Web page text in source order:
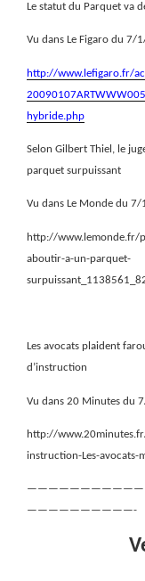
Le statut du Parquet va
Vu dans Le Figaro du 7/
http://www.lefigaro.fr/
hybride.php
Selon Gilbert Thiel, le
parquet surpuissant
Vu dans Le Monde du
http://
aboutir-a-un-parquet-
Les avocats plaident
d’instruction
Vu dans 20 Minutes du
http://
instruction-Les-avocats-
——————————-